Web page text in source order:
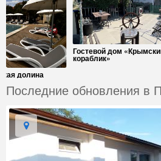
Гостевой дом
кораблик»
долина
Последние обновления в